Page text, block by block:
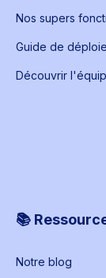
Nos supers
Guide de
Découvrir
📚
Notre blog